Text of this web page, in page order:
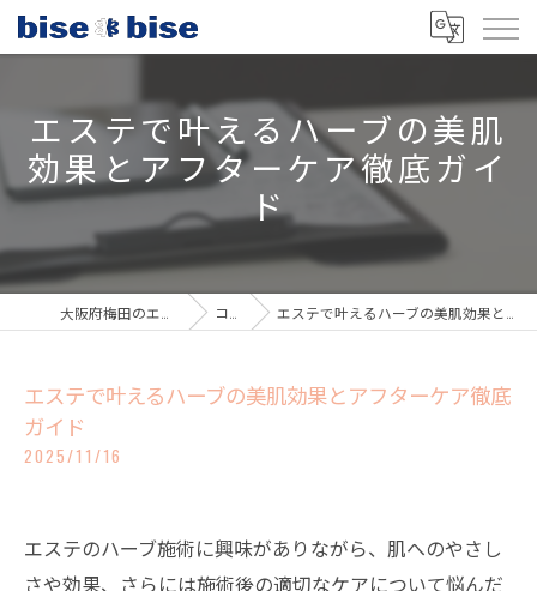
エステで叶えるハーブの美肌
効果とアフターケア徹底ガイ
ド
大阪府梅田のエステならbisebise コラム エステで叶えるハーブの美肌効果とアフターケア徹底ガイド
エステで叶えるハーブの美肌効果とアフターケア徹底
ガイド
2025/11/16
エステのハーブ施術に興味がありながら、肌へのやさし
さや効果、さらには施術後の適切なケアについて悩んだ